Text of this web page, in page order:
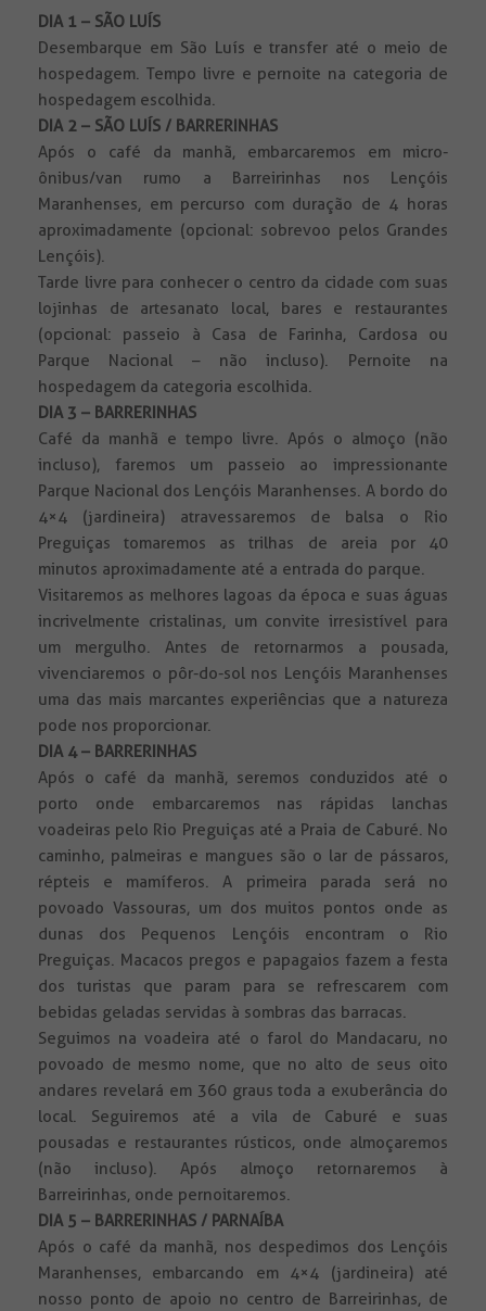
DIA 1 – SÃO LUÍS
Desembarque em São Luís e transfer até o meio de
hospedagem. Tempo livre e pernoite na categoria de
hospedagem escolhida.
DIA 2 – SÃO LUÍS / BARRERINHAS
Após o café da manhã, embarcaremos em micro-
ônibus/van rumo a Barreirinhas nos Lençóis
Maranhenses, em percurso com duração de 4 horas
aproximadamente (opcional: sobrevoo pelos Grandes
Lençóis).
Tarde livre para conhecer o centro da cidade com suas
lojinhas de artesanato local, bares e restaurantes
(opcional: passeio à Casa de Farinha, Cardosa ou
Parque Nacional – não incluso). Pernoite na
hospedagem da categoria escolhida.
DIA 3 – BARRERINHAS
Café da manhã e tempo livre. Após o almoço (não
incluso), faremos um passeio ao impressionante
Parque Nacional dos Lençóis Maranhenses. A bordo do
4×4 (jardineira) atravessaremos de balsa o Rio
Preguiças tomaremos as trilhas de areia por 40
minutos aproximadamente até a entrada do parque.
Visitaremos as melhores lagoas da época e suas águas
incrivelmente cristalinas, um convite irresistível para
um mergulho. Antes de retornarmos a pousada,
vivenciaremos o pôr-do-sol nos Lençóis Maranhenses
uma das mais marcantes experiências que a natureza
pode nos proporcionar.
DIA 4 – BARRERINHAS
Após o café da manhã, seremos conduzidos até o
porto onde embarcaremos nas rápidas lanchas
voadeiras pelo Rio Preguiças até a Praia de Caburé. No
caminho, palmeiras e mangues são o lar de pássaros,
répteis e mamíferos. A primeira parada será no
povoado Vassouras, um dos muitos pontos onde as
dunas dos Pequenos Lençóis encontram o Rio
Preguiças. Macacos pregos e papagaios fazem a festa
dos turistas que param para se refrescarem com
bebidas geladas servidas à sombras das barracas.
Seguimos na voadeira até o farol do Mandacaru, no
povoado de mesmo nome, que no alto de seus oito
andares revelará em 360 graus toda a exuberância do
local. Seguiremos até a vila de Caburé e suas
pousadas e restaurantes rústicos, onde almoçaremos
(não incluso). Após almoço retornaremos à
Barreirinhas, onde pernoitaremos.
DIA 5 – BARRERINHAS / PARNAÍBA
Após o café da manhã, nos despedimos dos Lençóis
Maranhenses, embarcando em 4×4 (jardineira) até
nosso ponto de apoio no centro de Barreirinhas, de